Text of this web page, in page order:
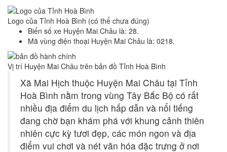
Logo của Tỉnh Hoà Bình (có thể chưa đúng)
Biển số xe Huyện Mai Châu là: 28.
Mã vùng điện thoại Huyện Mai Châu là: 0218.
Vị trí Huyện Mai Châu trên bản đồ Tỉnh Hoà Bình
Xã Mai Hịch thuộc Huyện Mai Châu tại Tỉnh
Hoà Bình nằm trong vùng Tây Bắc Bộ có rất
nhiều địa điểm du lịch hấp dẫn và nổi tiếng
đang chờ bạn khám phá với khung cảnh thiên
nhiên cực kỳ tươi đẹp, các món ngon và địa
điểm vui chơi và nét văn hóa đặc trưng ở nơi